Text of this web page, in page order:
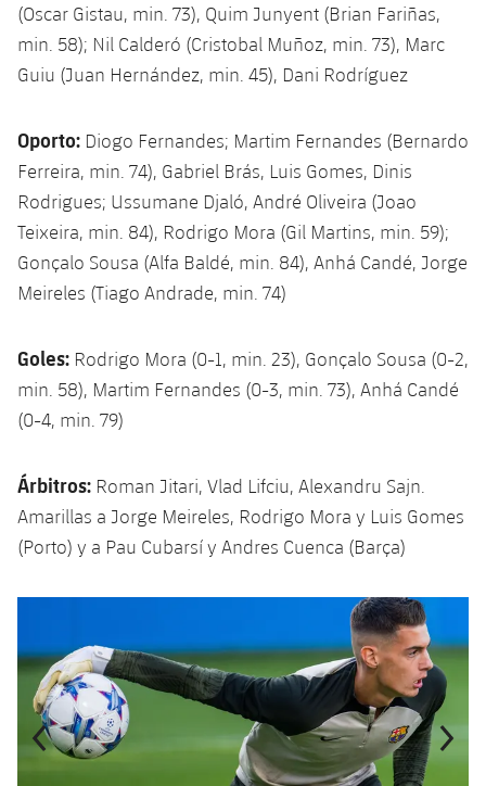
(Oscar Gistau, min. 73), Quim Junyent (Brian Fariñas,
min. 58); Nil Calderó (Cristobal Muñoz, min. 73), Marc
Guiu (Juan Hernández, min. 45), Dani Rodríguez
Oporto: Diogo Fernandes; Martim Fernandes (Bernardo
Ferreira, min. 74), Gabriel Brás, Luis Gomes, Dinis
Rodrigues; Ussumane Djaló, André Oliveira (Joao
Teixeira, min. 84), Rodrigo Mora (Gil Martins, min. 59);
Gonçalo Sousa (Alfa Baldé, min. 84), Anhá Candé, Jorge
Meireles (Tiago Andrade, min. 74)
Goles: Rodrigo Mora (0-1, min. 23), Gonçalo Sousa (0-2,
min. 58), Martim Fernandes (0-3, min. 73), Anhá Candé
(0-4, min. 79)
Árbitros: Roman Jitari, Vlad Lifciu, Alexandru Sajn.
Amarillas a Jorge Meireles, Rodrigo Mora y Luis Gomes
(Porto) y a Pau Cubarsí y Andres Cuenca (Barça)
Siguiente